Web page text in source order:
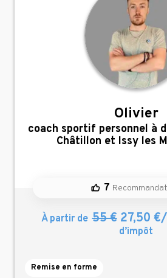
Olivier
,
coach sportif personnel à
Châtillon et Issy les
7
À partir de 55 €27,50
d’impôt
Remise en forme